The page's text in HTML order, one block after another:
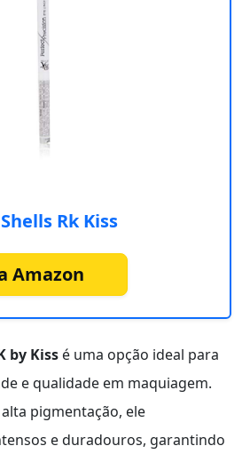
Rk Kiss
Amazon
by Kiss é uma opção ideal para
e qualidade em maquiagem.
pigmentação, ele
e duradouros, garantindo